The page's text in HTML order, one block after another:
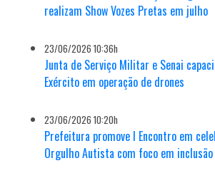
realizam Show Vozes Pretas em julho
23/06/2026 10:36h
Junta de Serviço Militar e Senai
Exército em operação de drones
23/06/2026 10:20h
Prefeitura promove I Encontro em
Orgulho Autista com foco em inclusão